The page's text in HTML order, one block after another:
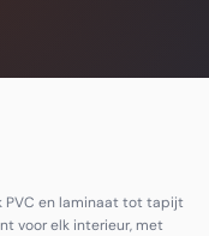
PVC en laminaat tot tapijt
voor elk interieur, met